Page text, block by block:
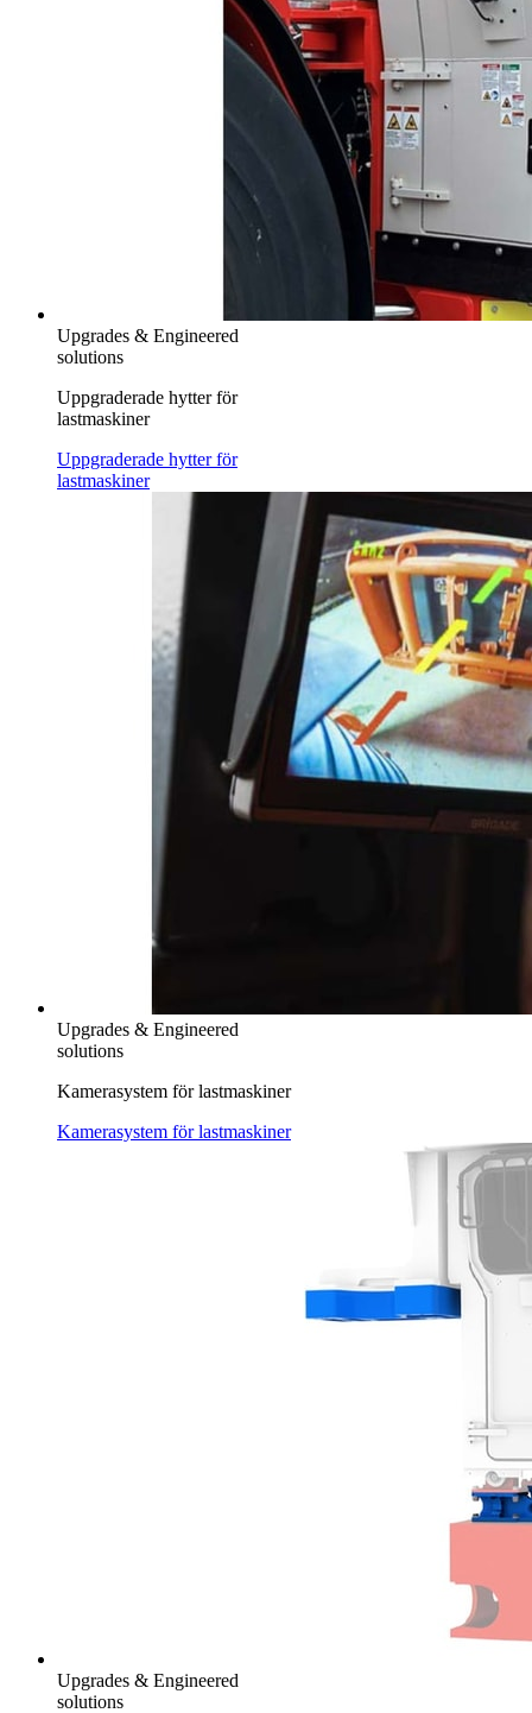
Upgrades & Engineered
solutions
Uppgraderade hytter för
lastmaskiner
Uppgraderade hytter för
lastmaskiner
Upgrades & Engineered
solutions
Kamerasystem för lastmaskiner
Kamerasystem för lastmaskiner
Upgrades & Engineered
solutions